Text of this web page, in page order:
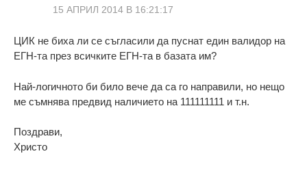
15 АПРИЛ 2014 В 16:21:17
ЦИК не биха ли се съгласили да пуснат един валидор на
ЕГН-та през всичките ЕГН-та в базата им?
Най-логичното би било вече да са го направили, но нещо
ме съмнява предвид наличието на 111111111 и т.н.
Поздрави,
Христо